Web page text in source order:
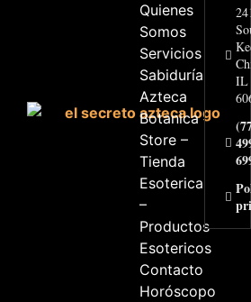
Quienes
Somos
Servicios
Sabiduría
Azteca
Botanica
Store –
Tienda
Esoterica
–
Productos
Esotericos
Contacto
Horóscopo
IL